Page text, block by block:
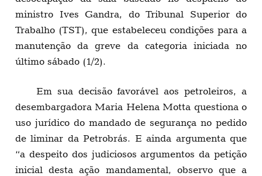
ministro Ives Gandra, do Tribunal Superior do
Trabalho (TST), que estabeleceu condições para a
manutenção da greve da categoria iniciada no
último sábado (1/2).
Em sua decisão favorável aos petroleiros, a
desembargadora Maria Helena Motta questiona o
uso jurídico do mandado de segurança no pedido
de liminar da Petrobrás. E ainda argumenta que
“a despeito dos judiciosos argumentos da petição
inicial desta ação mandamental, observo que a